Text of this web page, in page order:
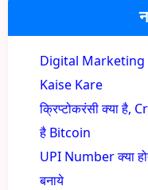
Digital
Kaise Kare
क्रिप्टोकरंसी क्या है,
है Bitcoin
UPI Number क्या
बनाये